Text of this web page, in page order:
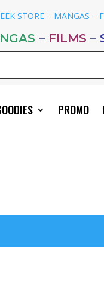
– FILMS –
PROMO